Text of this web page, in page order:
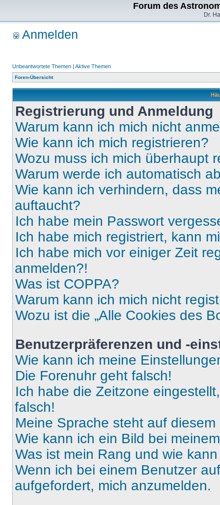
Forum des
Dr.
Anmelden
Unbeantwortete Themen | Aktive Themen
Foren-Übersicht
Registrierung und Anmeldung
Warum kann ich mich nicht
Wie kann ich mich registrieren?
Wozu muss ich mich überhaupt
Warum werde ich automatisch
Wie kann ich verhindern, dass
auftaucht?
Ich habe mein Passwort
Ich habe mich registriert, kann
Ich habe mich vor einiger Zeit
anmelden?!
Was ist COPPA?
Warum kann ich mich nicht
Wozu ist die „Alle Cookies des
Benutzerpräferenzen und -
Wie kann ich meine
Die Forenuhr geht falsch!
Ich habe die Zeitzone
falsch!
Meine Sprache steht auf
Wie kann ich ein Bild bei
Was ist mein Rang und wie
Wenn ich bei einem Benutzer
aufgefordert, mich anzumelden.